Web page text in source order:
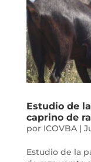
Estudio de
caprino de
por ICOVBA|
Estudio de la